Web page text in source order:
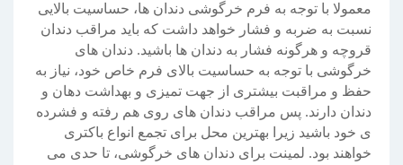
معمولا با توجه به فرم خرگوشی دندان ها، حساسیت بالایی
نسبت به ضربه و فشار خواهد داشت که باید مراقب دندان
قروچه و هرگونه فشار به دندان ها باشید. دندان های
خرگوشی با توجه به حساسیت بالای فرم خاص خود، نیاز به
حفظ و مراقبت بیشتری از جهت تمیزی و بهداشت دهان و
دندان دارند. پس مراقب دندان های روی هم رفته و فشرده
ی خود باشید زیرا بهترین محل برای تجمع انواع باکتری
خواهند بود. لمینت برای دندان های خرگوشی، تا حدی می